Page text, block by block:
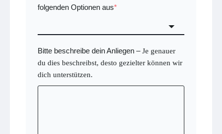
folgenden Optionen aus*
Bitte beschreibe dein Anliegen – Je genauer
du dies beschreibst, desto gezielter können wir
dich unterstützen.